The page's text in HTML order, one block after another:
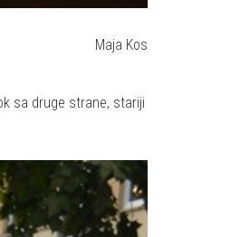
Maja Kos
sa druge strane, stariji